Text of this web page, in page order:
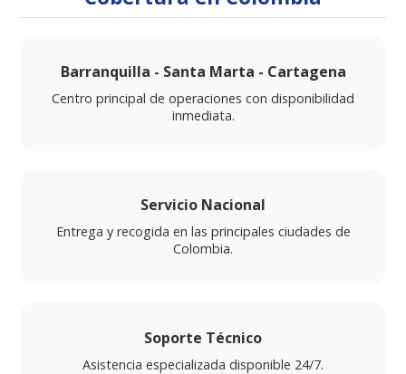
Barranquilla - Santa Marta - Cartagena
Centro principal de operaciones con disponibilidad
inmediata.
Servicio Nacional
Entrega y recogida en las principales ciudades de
Colombia.
Soporte Técnico
Asistencia especializada disponible 24/7.